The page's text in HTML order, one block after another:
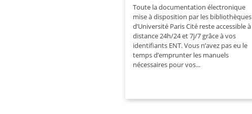
Toute la documentation électronique
mise à disposition par les bibliothèques
d’Université Paris Cité reste accessible à
distance 24h/24 et 7j/7 grâce à vos
identifiants ENT. Vous n’avez pas eu le
temps d’emprunter les manuels
nécessaires pour vos...